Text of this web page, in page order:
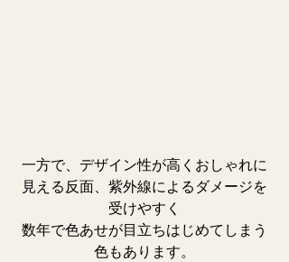
一方で、デザイン性が高くおしゃれに
見える反面、紫外線によるダメージを
受けやすく
数年で色あせが目立ちはじめてしまう
色もあります。